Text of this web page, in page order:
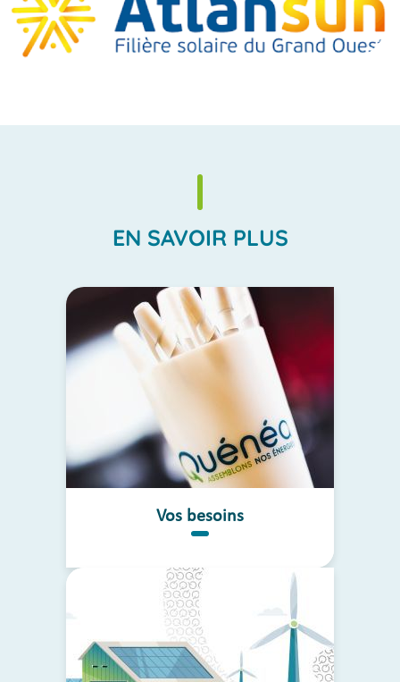
EN SAVOIR PLUS
Vos besoins